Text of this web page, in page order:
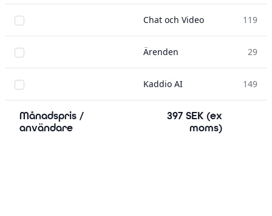
Chat och Video 119
Ärenden 29
Kaddio AI 149
Månadspris /
användare
397 SEK (ex
moms)